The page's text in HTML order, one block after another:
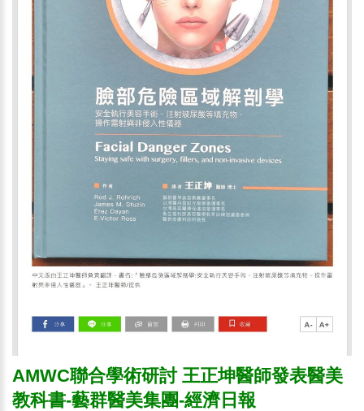
AMWC聯合學術研討 王正坤醫師發表醫美
教科書-藝群醫美集團-經濟日報